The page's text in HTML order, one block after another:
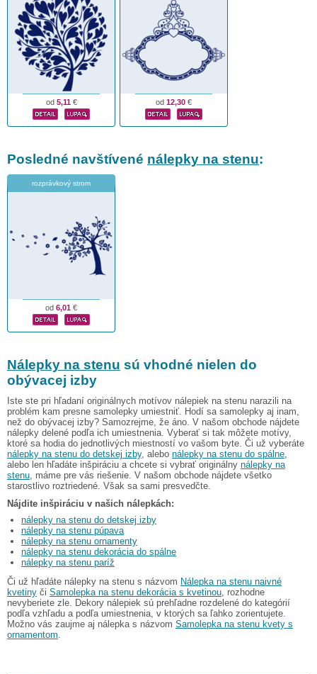
od 5,11€ od 12,30 €
Posledné navštívené nálepky na stenu:
rozprávkový strom
od 6,01 €
Nálepky na stenu sú vhodné nielen do
obývacej izby
Iste ste pri hľadaní originálnych motívov nálepiek na stenu narazili na
problém kam presne samolepky umiestniť. Hodí sa samolepky aj inam,
než do obývacej izby? Samozrejme, že áno. V našom obchode nájdete
nálepky delené podľa ich umiestnenia. Vyberať si tak môžete motívy,
ktoré sa hodia do jednotlivých miestností vo vašom byte. Či už vyberáte
nálepky na stenu do detskej izby, alebo nálepky na stenu do spálne
alebo len hľadáte inšpiráciu a chcete si vybrať originálny nálepky na
stenu , máme pre vás riešenie. V našom obchode nájdete všetko
starostlivo roztriedené. Však sa sami presvedčte.
Nájdite inšpiráciu v našich nálepkách:
nálepky na stenu do detskej izby
nálepky na stenu púpava
nálepky na stenu ornamenty
nálepky na stenu dekorácia do spálne
nálepky na stenu paríž
Či už hľadáte nálepky na stenu s názvom Nálepka na stenu naivné
kvetiny či Samolepka na stenu dekorácia s kvetinou , rozhodne
nevyberiete zle. Dekory nálepiek sú prehľadne rozdelené do kategórií
podľa vzhľadu a podľa umiestnenia, v ktorých sa ľahko zorientujete.
Možno vás zaujme aj nálepka s názvom Samolepka na stenu kvety s
ornamentom